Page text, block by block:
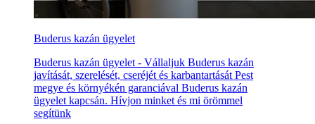
Buderus kazán ügyelet
Buderus kazán ügyelet - Vállaljuk Buderus kazán
javítását, szerelését, cseréjét és karbantartását Pest
megye és környékén garanciával Buderus kazán
ügyelet kapcsán. Hívjon minket és mi örömmel
segítünk